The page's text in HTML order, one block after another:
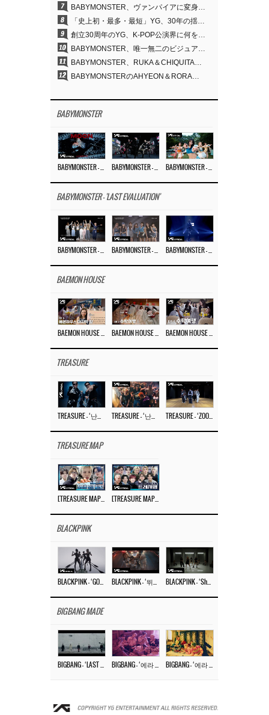
7 BABYMONSTER、ヴァンパイアに変身…「MOON」で3か月にわたるプロジェクトを締めくくる
8 「史上初・最多・最短」YG、30年の揺るぎない信念が切り開いたK-POPツアーの新境地
9 創立30周年のYG、K-POP公演界に何を残したのか
10 BABYMONSTER、唯一無二のビジュアルと圧倒的な表現力…『MOON』
11 BABYMONSTER、RUKA＆CHIQUITAの「MOON」ビジュアルを公開…洗練されたカリスマ性・ユニークなビジュアル
12 BABYMONSTERのAHYEON＆RORA、ダークコンセプトを完璧に表現…「MOON」ビジュアルフォト公開
BABYMONSTER
BABYMONSTER - 'LAST EVALUATION'
BAEMON HOUSE
TREASURE
TREASURE MAP
BLACKPINK
BIGBANG MADE